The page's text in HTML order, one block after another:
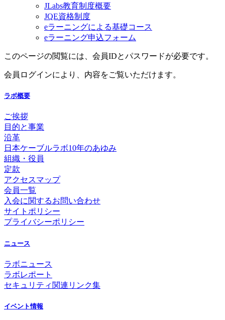
JLabs教育制度概要
JQE資格制度
eラーニングによる基礎コース
eラーニング申込フォーム
このページの閲覧には、会員IDとパスワードが必要です。
会員ログインにより、内容をご覧いただけます。
ラボ概要
ご挨拶
目的と事業
沿革
日本ケーブルラボ10年のあゆみ
組織・役員
定款
アクセスマップ
会員一覧
入会に関するお問い合わせ
サイトポリシー
プライバシーポリシー
ニュース
ラボニュース
ラボレポート
セキュリティ関連リンク集
イベント情報